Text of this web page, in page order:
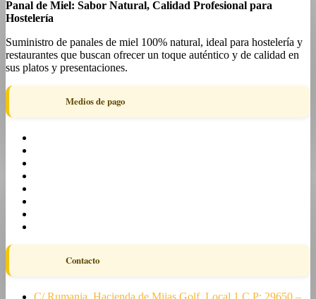
Panal de Miel: Sabor Natural, Calidad Profesional para
Hostelería
Suministro de panales de miel 100% natural, ideal para hostelería y
restaurantes que buscan ofrecer un toque auténtico y de calidad en
sus platos y presentaciones.
Medios de pago
Contacto
C/ Rumania, Hacienda de Mijas Golf, Local 1 C.P: 29650 –